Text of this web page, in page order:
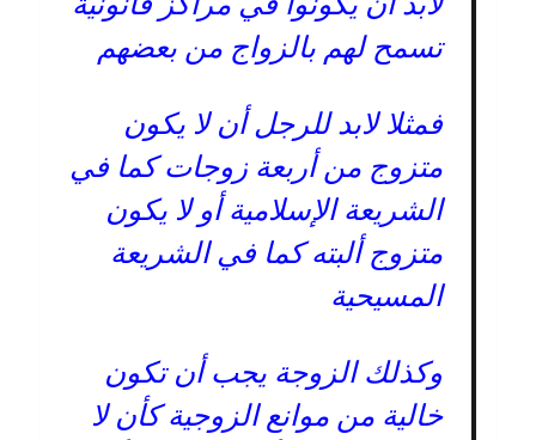
تسمح لهم بالزواج من بعضهم
فمثلا لابد للرجل أن لا يكون
متزوج من أربعة زوجات كما في
الشريعة الإسلامية أو لا يكون
متزوج ألبته كما في الشريعة
المسيحية
وكذلك الزوجة يجب أن تكون
خالية من موانع الزوجية كأن لا